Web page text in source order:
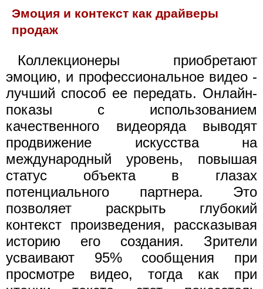
Эмоция и контекст как драйверы
продаж
Коллекционеры приобретают
эмоцию, и профессиональное видео -
лучший способ ее передать. Онлайн-
показы с использованием
качественного видеоряда выводят
продвижение искусства на
международный уровень, повышая
статус объекта в глазах
потенциального партнера. Это
позволяет раскрыть глубокий
контекст произведения, рассказывая
историю его создания. Зрители
усваивают 95% сообщения при
просмотре видео, тогда как при